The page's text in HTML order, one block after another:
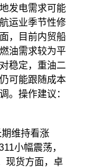
发电需求可能
运业季节性修
，目前内贸船
油需求较为平
稳定，重油二
可能跟随成本
。操作建议：
维持看涨
小幅震荡，
现货方面，卓